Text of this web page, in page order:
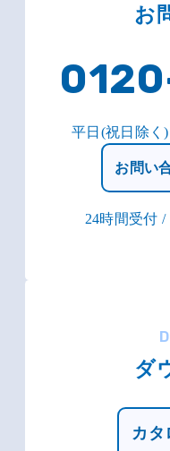
お
平日(祝日除く)
お問い
24時間受付
ダ
カタ